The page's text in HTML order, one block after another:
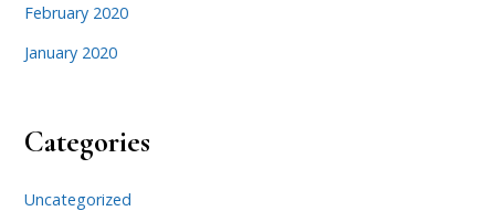
February 2020
January 2020
Categories
Uncategorized